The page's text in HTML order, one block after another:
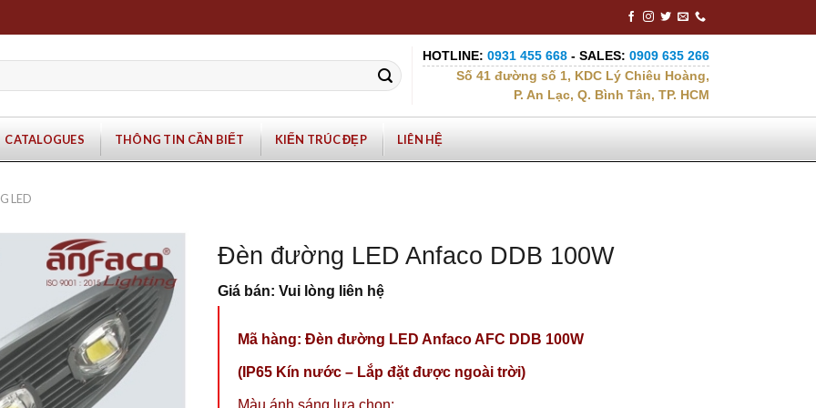
HOTLINE: 0931 455 668 - SALES: 0909 635 266
Số 41 đường số 1, KDC Lý Chiêu Hoàng,
P. An Lạc, Q. Bình Tân, TP. HCM
CATALOGUES THÔNG TIN CẦN BIẾT KIẾN TRÚC ĐẸP LIÊN HỆ
LED
Đèn đường LED Anfaco DDB 100W
Giá bán: Vui lòng liên hệ
Mã hàng: Đèn đường LED Anfaco AFC DDB 100W
(IP65 Kín nước – Lắp đặt được ngoài trời)
Màu ánh sáng lựa chọn: